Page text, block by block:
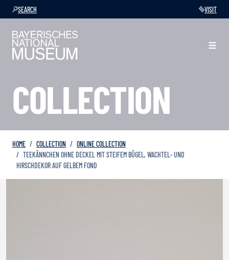
SEARCH VISIT
COLLECTION
HOME COLLECTION
ONLINE COLLECTION
TEEKÄNNCHEN OHNE DECKEL MIT STEIFEM BÜGEL, WACHTEL- UND
HIRSCHDEKOR AUF GELBEM FOND